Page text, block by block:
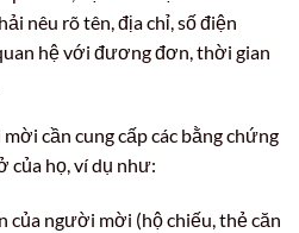
nêu rõ tên, địa chỉ, số điện
hệ với đương đơn, thời gian
cần cung cấp các bằng chứng
của họ, ví dụ như:
của người mời (hộ chiếu, thẻ căn